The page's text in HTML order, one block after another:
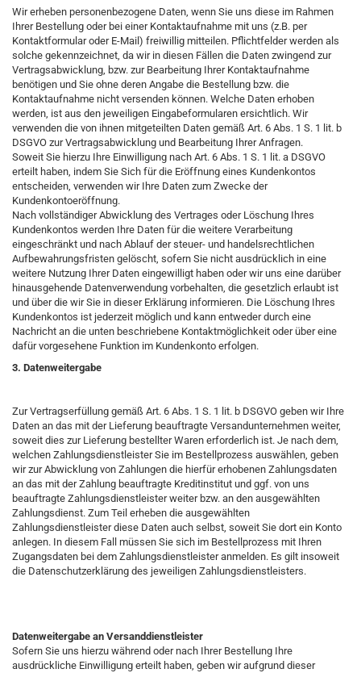
Wir erheben personenbezogene Daten, wenn Sie uns diese im Rahmen
Ihrer Bestellung oder bei einer Kontaktaufnahme mit uns (z.B. per
Kontaktformular oder E-Mail) freiwillig mitteilen. Pflichtfelder werden als
solche gekennzeichnet, da wir in diesen Fällen die Daten zwingend zur
Vertragsabwicklung, bzw. zur Bearbeitung Ihrer Kontaktaufnahme
benötigen und Sie ohne deren Angabe die Bestellung bzw. die
Kontaktaufnahme nicht versenden können. Welche Daten erhoben
werden, ist aus den jeweiligen Eingabeformularen ersichtlich. Wir
verwenden die von ihnen mitgeteilten Daten gemäß Art. 6 Abs. 1 S. 1 lit. b
DSGVO zur Vertragsabwicklung und Bearbeitung Ihrer Anfragen.
Soweit Sie hierzu Ihre Einwilligung nach Art. 6 Abs. 1 S. 1 lit. a DSGVO
erteilt haben, indem Sie Sich für die Eröffnung eines Kundenkontos
entscheiden, verwenden wir Ihre Daten zum Zwecke der
Kundenkontoeröffnung.
Nach vollständiger Abwicklung des Vertrages oder Löschung Ihres
Kundenkontos werden Ihre Daten für die weitere Verarbeitung
eingeschränkt und nach Ablauf der steuer- und handelsrechtlichen
Aufbewahrungsfristen gelöscht, sofern Sie nicht ausdrücklich in eine
weitere Nutzung Ihrer Daten eingewilligt haben oder wir uns eine darüber
hinausgehende Datenverwendung vorbehalten, die gesetzlich erlaubt ist
und über die wir Sie in dieser Erklärung informieren. Die Löschung Ihres
Kundenkontos ist jederzeit möglich und kann entweder durch eine
Nachricht an die unten beschriebene Kontaktmöglichkeit oder über eine
dafür vorgesehene Funktion im Kundenkonto erfolgen.
3. Datenweitergabe
Zur Vertragserfüllung gemäß Art. 6 Abs. 1 S. 1 lit. b DSGVO geben wir Ihre
Daten an das mit der Lieferung beauftragte Versandunternehmen weiter,
soweit dies zur Lieferung bestellter Waren erforderlich ist. Je nach dem,
welchen Zahlungsdienstleister Sie im Bestellprozess auswählen, geben
wir zur Abwicklung von Zahlungen die hierfür erhobenen Zahlungsdaten
an das mit der Zahlung beauftragte Kreditinstitut und ggf. von uns
beauftragte Zahlungsdienstleister weiter bzw. an den ausgewählten
Zahlungsdienst. Zum Teil erheben die ausgewählten
Zahlungsdienstleister diese Daten auch selbst, soweit Sie dort ein Konto
anlegen. In diesem Fall müssen Sie sich im Bestellprozess mit Ihren
Zugangsdaten bei dem Zahlungsdienstleister anmelden. Es gilt insoweit
die Datenschutzerklärung des jeweiligen Zahlungsdienstleisters.
Datenweitergabe an Versanddienstleister
Sofern Sie uns hierzu während oder nach Ihrer Bestellung Ihre
ausdrückliche Einwilligung erteilt haben, geben wir aufgrund dieser